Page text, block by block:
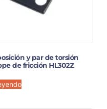
y par de torsión
de fricción HL302Z